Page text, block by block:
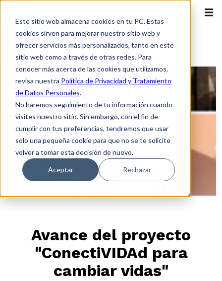
Este sitio web almacena cookies en tu PC. Estas
cookies sirven para mejorar nuestro sitio web y
ofrecer servicios más personalizados, tanto en este
sitio web como a través de otras redes. Para
conocer más acerca de las cookies que utilizamos,
revisa nuestra Política de Privacidad y Tratamiento
de Datos Personales.
No haremos seguimiento de tu información cuando
visites nuestro sitio. Sin embargo, con el fin de
cumplir con tus preferencias, tendremos que usar
solo una pequeña cookie para que no se te solicite
volver a tomar esta decisión de nuevo.
Aceptar Rechazar
Avance del proyecto
"ConectiVIDAd para
cambiar vidas"